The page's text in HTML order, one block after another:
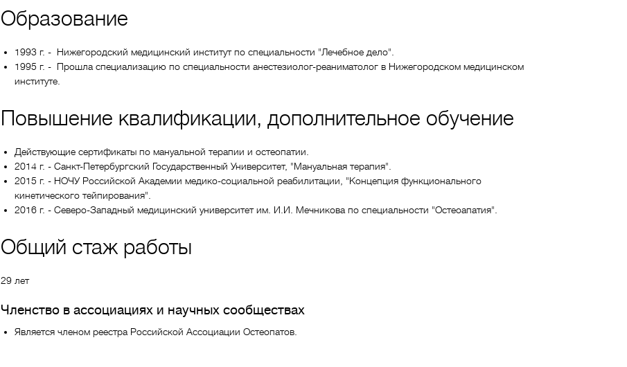
Образование
1993 г. - Нижегородский медицинский институт по специальности "Лечебное дело".
1995 г. - Прошла специализацию по специальности анестезиолог-реаниматолог в Нижегородском медицинском
институте.
Повышение квалификации, дополнительное обучение
Действующие сертификаты по мануальной терапии и остеопатии.
2014 г. - Санкт-Петербургский Государственный Университет, "Мануальная терапия".
2015 г. - НОЧУ Российской Академии медико-социальной реабилитации, "Концепция функционального
кинетического тейпирования".
2016 г. - Северо-Западный медицинский университет им. И.И. Мечникова по специальности "Остеоапатия".
Общий стаж работы
29 лет
Членство в ассоциациях и научных сообществах
Является членом реестра Российской Ассоциации Остеопатов.